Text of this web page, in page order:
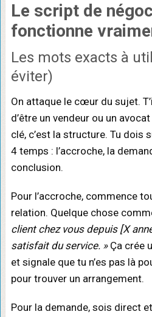
Le script de
fonctionne
Les mots exacts à
éviter)
On attaque le cœur du sujet.
d’être un vendeur ou un
clé, c’est la structure. Tu dois
4 temps : l’accroche, la
conclusion.
Pour l’accroche, commence
relation. Quelque chose
client chez vous depuis [X
satisfait du service. »Ça crée
et signale que tu n’es pas là
pour trouver un arrangement.
Pour la demande, sois direct